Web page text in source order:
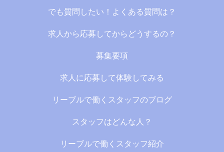
でも質問したい！よくある質問は？
求人から応募してからどうするの？
募集要項
求人に応募して体験してみる
リーブルで働くスタッフのブログ
スタッフはどんな人？
リーブルで働くスタッフ紹介